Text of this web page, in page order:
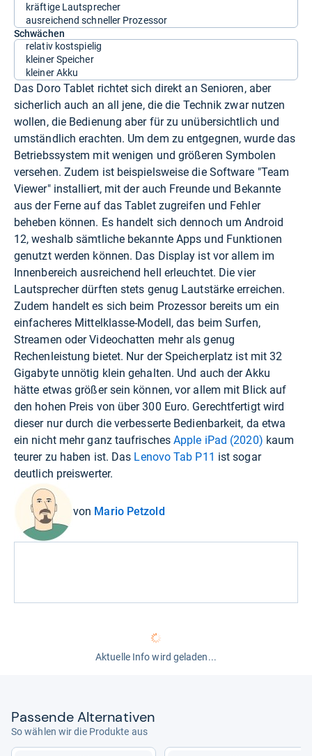
kräftige Lautsprecher
ausreichend schneller Prozessor
Schwächen
relativ kostspielig
kleiner Speicher
kleiner Akku
Das Doro Tablet richtet sich direkt an Senioren, aber
sicherlich auch an all jene, die die Technik zwar nutzen
wollen, die Bedienung aber für zu unübersichtlich und
umständlich erachten. Um dem zu entgegnen, wurde das
Betriebssystem mit wenigen und größeren Symbolen
versehen. Zudem ist beispielsweise die Software "Team
Viewer" installiert, mit der auch Freunde und Bekannte
aus der Ferne auf das Tablet zugreifen und Fehler
beheben können. Es handelt sich dennoch um Android
12, weshalb sämtliche bekannte Apps und Funktionen
genutzt werden können. Das Display ist vor allem im
Innenbereich ausreichend hell erleuchtet. Die vier
Lautsprecher dürften stets genug Lautstärke erreichen.
Zudem handelt es sich beim Prozessor bereits um ein
einfacheres Mittelklasse-Modell, das beim Surfen,
Streamen oder Videochatten mehr als genug
Rechenleistung bietet. Nur der Speicherplatz ist mit 32
Gigabyte unnötig klein gehalten. Und auch der Akku
hätte etwas größer sein können, vor allem mit Blick auf
den hohen Preis von über 300 Euro. Gerechtfertigt wird
dieser nur durch die verbesserte Bedienbarkeit, da etwa
ein nicht mehr ganz taufrischesApple iPad (2020) kaum
teurer zu haben ist. Das Lenovo Tab P11 ist sogar
deutlich preiswerter.
von Mario Petzold
Aktuelle Info wird geladen...
Pas­sende Alter­na­ti­ven
So wählen wir die Produkte aus